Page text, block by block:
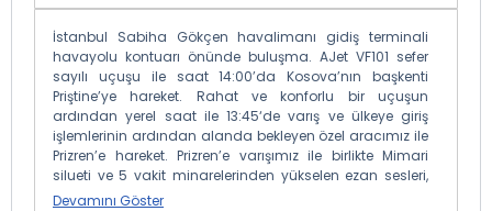
İstanbul Sabiha Gökçen havalimanı gidiş terminali
havayolu kontuarı önünde buluşma. AJet VF101 sefer
sayılı uçuşu ile saat 14:00’da Kosova’nın başkenti
Priştine’ye hareket. Rahat ve konforlu bir uçuşun
ardından yerel saat ile 13:45‘de varış ve ülkeye giriş
işlemlerinin ardından alanda bekleyen özel aracımız ile
Prizren’e hareket. Prizren’e varışımız ile birlikte Mimari
silueti ve 5 vakit minarelerinden yükselen ezan sesleri,
yol ve dükkân levhalarındaki Türkçe ibareleri ile hemen
Devamını Göster